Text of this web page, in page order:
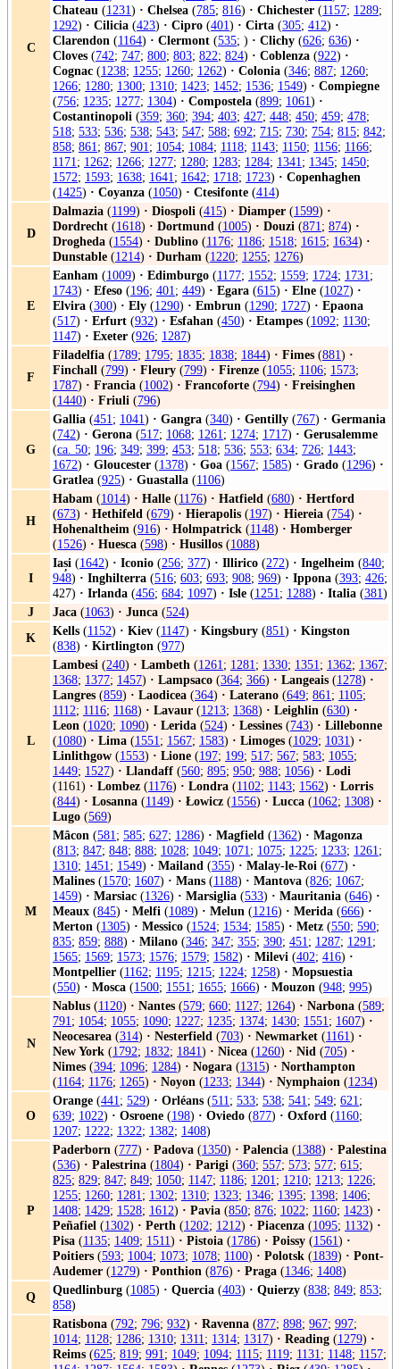
C
Chateau (1231) · Chelsea (785; 816) · Chichester (1157; 1289;
1292) · Cilicia (423) · Cipro (401) · Cirta (305; 412) ·
Clarendon (1164) · Clermont (535; ) · Clichy (626; 636) ·
Cloves (742; 747; 800; 803; 822; 824) · Coblenza (922) ·
Cognac (1238; 1255; 1260; 1262) · Colonia (346; 887; 1260;
1266; 1280; 1300; 1310; 1423; 1452; 1536; 1549) · Compiegne
(756; 1235; 1277; 1304) · Compostela (899; 1061) ·
Costantinopoli (359; 360; 394; 403; 427; 448; 450; 459; 478;
518; 533; 536; 538; 543; 547; 588; 692; 715; 730; 754; 815; 842;
858; 861; 867; 901; 1054; 1084; 1118; 1143; 1150; 1156; 1166;
1171; 1262; 1266; 1277; 1280; 1283; 1284; 1341; 1345; 1450;
1572; 1593; 1638; 1641; 1642; 1718; 1723) · Copenhaghen
(1425) · Coyanza (1050) · Ctesifonte (414)
D
Dalmazia (1199) · Diospoli (415) · Diamper (1599) ·
Dordrecht (1618) · Dortmund (1005) · Douzi (871; 874) ·
Drogheda (1554) · Dublino (1176; 1186; 1518; 1615; 1634) ·
Dunstable (1214) · Durham (1220; 1255; 1276)
E
Eanham (1009) · Edimburgo (1177; 1552; 1559; 1724; 1731;
1743) · Efeso (196; 401; 449) · Egara (615) · Elne (1027) ·
Elvira (300) · Ely (1290) · Embrun (1290; 1727) · Epaona
(517) · Erfurt (932) · Esfahan (450) · Etampes (1092; 1130;
1147) · Exeter (926; 1287)
F
Filadelfia (1789; 1795; 1835; 1838; 1844) · Fimes (881) ·
Finchall (799) · Fleury (799) · Firenze (1055; 1106; 1573;
1787) · Francia (1002) · Francoforte (794) · Freisinghen
(1440) · Friuli (796)
G
Gallia (451; 1041) · Gangra (340) · Gentilly (767) · Germania
(742) · Gerona (517; 1068; 1261; 1274; 1717) · Gerusalemme
(ca. 50; 196; 349; 399; 453; 518; 536; 553; 634; 726; 1443;
1672) · Gloucester (1378) · Goa (1567; 1585) · Grado (1296) ·
Gratlea (925) · Guastalla (1106)
H
Habam (1014) · Halle (1176) · Hatfield (680) · Hertford
(673) · Hethifeld (679) · Hierapolis (197) · Hiereia (754) ·
Hohenaltheim (916) · Holmpatrick (1148) · Homberger
(1526) · Huesca (598) · Husillos (1088)
I
Iași (1642) · Iconio (256; 377) · Illirico (272) · Ingelheim (840;
948) · Inghilterra (516; 603; 693; 908; 969) · Ippona (393; 426;
427) · Irlanda (456; 684; 1097) · Isle (1251; 1288) · Italia (381)
J
Jaca (1063) · Junca (524)
K
Kells (1152) · Kiev (1147) · Kingsbury (851) · Kingston
(838) · Kirtlington (977)
L
Lambesi (240) · Lambeth (1261; 1281; 1330; 1351; 1362; 1367;
1368; 1377; 1457) · Lampsaco (364; 366) · Langeais (1278) ·
Langres (859) · Laodicea (364) · Laterano (649; 861; 1105;
1112; 1116; 1168) · Lavaur (1213; 1368) · Leighlin (630) ·
Leon (1020; 1090) · Lerida (524) · Lessines (743) · Lillebonne
(1080) · Lima (1551; 1567; 1583) · Limoges (1029; 1031) ·
Linlithgow (1553) · Lione (197; 199; 517; 567; 583; 1055;
1449; 1527) · Llandaff (560; 895; 950; 988; 1056) · Lodi
(1161) · Lombez (1176) · Londra (1102; 1143; 1562) · Lorris
(844) · Losanna (1149) · Łowicz (1556) · Lucca (1062; 1308) ·
Lugo (569)
M
Mâcon (581; 585; 627; 1286) · Magfield (1362) · Magonza
(813; 847; 848; 888; 1028; 1049; 1071; 1075; 1225; 1233; 1261;
1310; 1451; 1549) · Mailand (355) · Malay-le-Roi (677) ·
Malines (1570; 1607) · Mans (1188) · Mantova (826; 1067;
1459) · Marsiac (1326) · Marsiglia (533) · Mauritania (646) ·
Meaux (845) · Melfi (1089) · Melun (1216) · Merida (666) ·
Merton (1305) · Messico (1524; 1534; 1585) · Metz (550; 590;
835; 859; 888) · Milano (346; 347; 355; 390; 451; 1287; 1291;
1565; 1569; 1573; 1576; 1579; 1582) · Milevi (402; 416) ·
Montpellier (1162; 1195; 1215; 1224; 1258) · Mopsuestia
(550) · Mosca (1500; 1551; 1655; 1666) · Mouzon (948; 995)
N
Nablus (1120) · Nantes (579; 660; 1127; 1264) · Narbona (589;
791; 1054; 1055; 1090; 1227; 1235; 1374; 1430; 1551; 1607) ·
Neocesarea (314) · Nesterfield (703) · Newmarket (1161) ·
New York (1792; 1832; 1841) · Nicea (1260) · Nid (705) ·
Nimes (394; 1096; 1284) · Nogara (1315) · Northampton
(1164; 1176; 1265) · Noyon (1233; 1344) · Nymphaion (1234)
O
Orange (441; 529) · Orléans (511; 533; 538; 541; 549; 621;
639; 1022) · Osroene (198) · Oviedo (877) · Oxford (1160;
1207; 1222; 1322; 1382; 1408)
P
Paderborn (777) · Padova (1350) · Palencia (1388) · Palestina
(536) · Palestrina (1804) · Parigi (360; 557; 573; 577; 615;
825; 829; 847; 849; 1050; 1147; 1186; 1201; 1210; 1213; 1226;
1255; 1260; 1281; 1302; 1310; 1323; 1346; 1395; 1398; 1406;
1408; 1429; 1528; 1612) · Pavia (850; 876; 1022; 1160; 1423) ·
Peñafiel (1302) · Perth (1202; 1212) · Piacenza (1095; 1132) ·
Pisa (1135; 1409; 1511) · Pistoia (1786) · Poissy (1561) ·
Poitiers (593; 1004; 1073; 1078; 1100) · Polotsk (1839) · Pont-
Audemer (1279) · Ponthion (876) · Praga (1346; 1408)
Q
Quedlinburg (1085) · Quercia (403) · Quierzy (838; 849; 853;
858)
Ratisbona (792; 796; 932) · Ravenna (877; 898; 967; 997;
1014; 1128; 1286; 1310; 1311; 1314; 1317) · Reading (1279) ·
Reims (625; 819; 991; 1049; 1094; 1115; 1119; 1131; 1148; 1157;